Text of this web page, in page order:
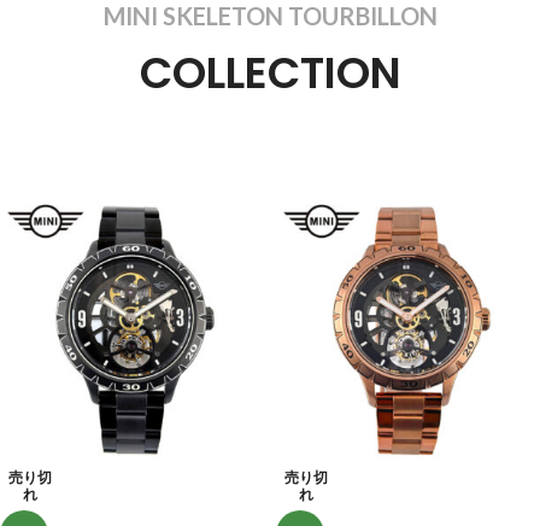
MINI SKELETON TOURBILLON
COLLECTION
売り切
れ
売り切
れ